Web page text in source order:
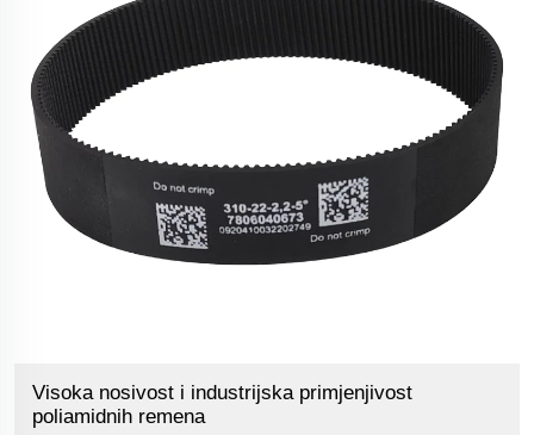
Visoka nosivost i industrijska primjenjivost
poliamidnih remena